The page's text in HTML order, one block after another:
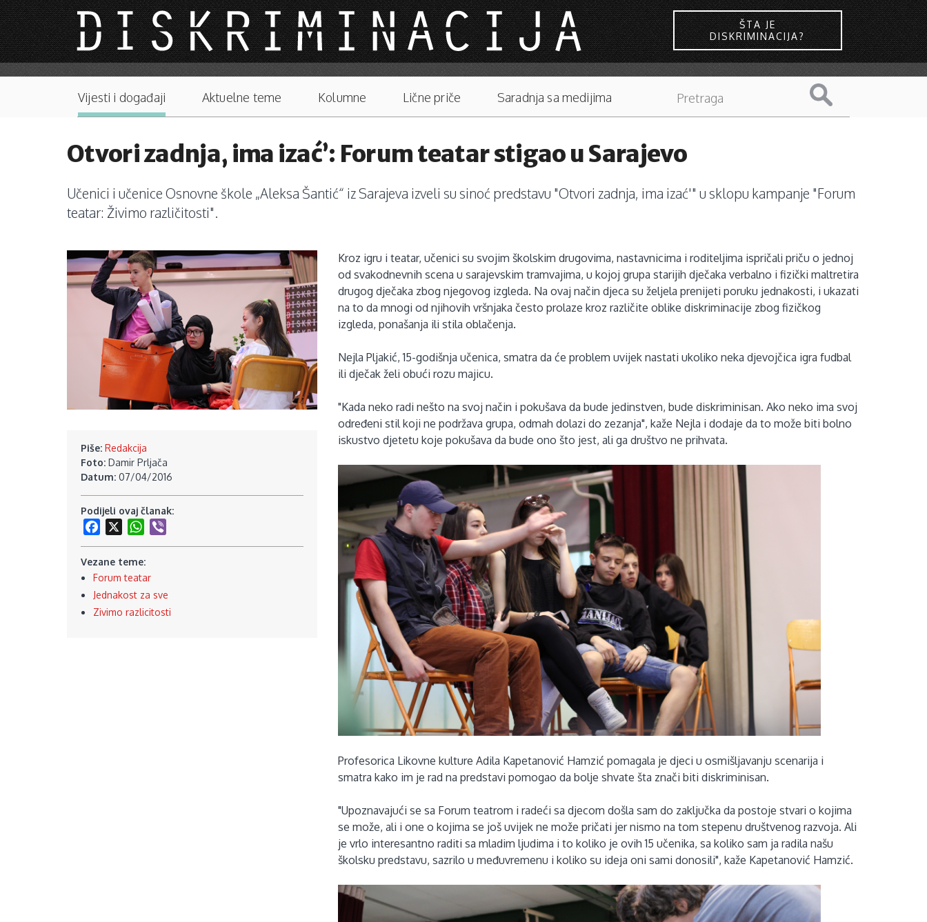
Skip to main content
ŠTA JE
DISKRIMINACIJA?
Main menu
Vijesti i događaji Aktuelne teme Kolumne Lične priče Saradnja sa medijima
Otvori zadnja, ima izać’: Forum teatar stigao u Sarajevo
Učenici i učenice Osnovne škole „Aleksa Šantić“ iz Sarajeva izveli su sinoć predstavu "Otvori zadnja, ima izać'" u sklopu kampanje "Forum
teatar: Živimo različitosti".
Piše: Redakcija
Foto: Damir Prljača
Datum: 07/04/2016
Podijeli ovaj članak:
Facebook
WhatsApp
Vezane teme:
Forum teatar
Jednakost za sve
Zivimo razlicitosti
Kroz igru i teatar, učenici su svojim školskim drugovima, nastavnicima i roditeljima ispričali priču o jednoj
od svakodnevnih scena u sarajevskim tramvajima, u kojoj grupa starijih dječaka verbalno i fizički maltretira
drugog dječaka zbog njegovog izgleda. Na ovaj način djeca su željela prenijeti poruku jednakosti, i ukazati
na to da mnogi od njihovih vršnjaka često prolaze kroz različite oblike diskriminacije zbog fizičkog
izgleda, ponašanja ili stila oblačenja.
Nejla Pljakić, 15-godišnja učenica, smatra da će problem uvijek nastati ukoliko neka djevojčica igra fudbal
ili dječak želi obući rozu majicu.
"Kada neko radi nešto na svoj način i pokušava da bude jedinstven, bude diskriminisan. Ako neko ima svoj
određeni stil koji ne podržava grupa, odmah dolazi do zezanja", kaže Nejla i dodaje da to može biti bolno
iskustvo djetetu koje pokušava da bude ono što jest, ali ga društvo ne prihvata.
Profesorica Likovne kulture Adila Kapetanović Hamzić pomagala je djeci u osmišljavanju scenarija i
smatra kako im je rad na predstavi pomogao da bolje shvate šta znači biti diskriminisan.
"Upoznavajući se sa Forum teatrom i radeći sa djecom došla sam do zaključka da postoje stvari o kojima
se može, ali i one o kojima se još uvijek ne može pričati jer nismo na tom stepenu društvenog razvoja. Ali
je vrlo interesantno raditi sa mladim ljudima i to koliko je ovih 15 učenika, sa koliko sam ja radila našu
školsku predstavu, sazrilo u međuvremenu i koliko su ideja oni sami donosili", kaže Kapetanović Hamzić.